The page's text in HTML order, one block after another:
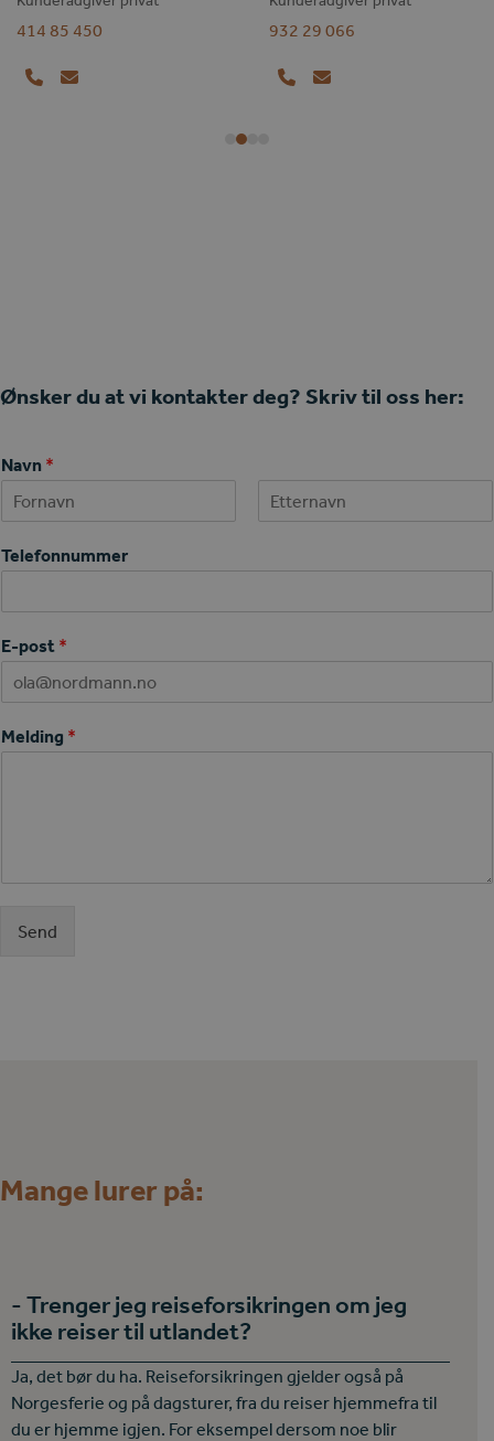
414 85 450
PhoneEmail
932 29 066
PhoneEmail
Ønsker du at vi kontakter deg? Skriv til oss her:
Navn *
Telefonnummer
E-post *
Melding *
Send
Mange lurer på:
Trenger jeg reiseforsikringen om jeg
ikke reiser til utlandet?
Ja, det bør du ha. Reiseforsikringen gjelder også på
Norgesferie og på dagsturer, fra du reiser hjemmefra til
du er hjemme igjen. For eksempel dersom noe blir